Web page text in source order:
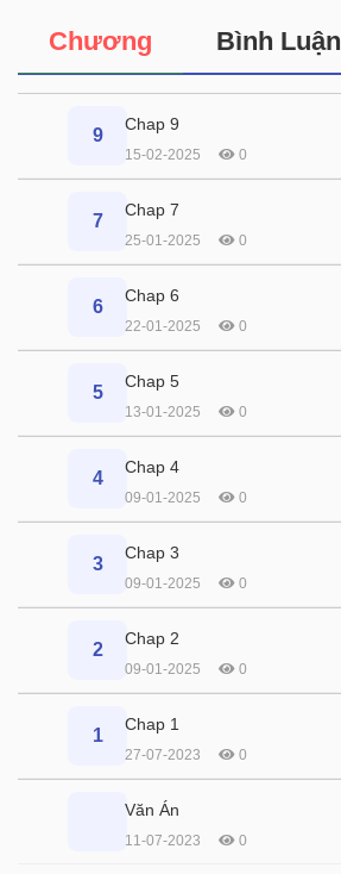
Chương Bình Luận
9
Chap 9
15-02-2025 0
7
Chap 7
25-01-2025 0
6
Chap 6
22-01-2025 0
5
Chap 5
13-01-2025 0
4
Chap 4
09-01-2025 0
3
Chap 3
09-01-2025 0
2
Chap 2
09-01-2025 0
1
Chap 1
27-07-2023 0
Văn Án
11-07-2023 0